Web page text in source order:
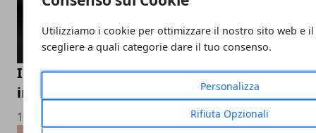
Utilizziamo i cookie per ottimizzare il nostro sito web e
scegliere a quali categorie dare il tuo consenso.
Personalizza
Rifiuta Opzionali
Il valore del tailor made nel settore della
in pelle e produttori artigianali italiani
17/11/2025